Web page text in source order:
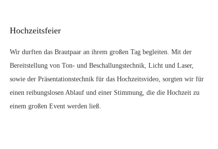
Hochzeitsfeier
Wir durften das Brautpaar an ihrem großen Tag begleiten. Mit der
Bereitstellung von Ton- und Beschallungstechnik, Licht und Laser,
sowie der Präsentationstechnik für das Hochzeitsvideo, sorgten wir für
einen reibungslosen Ablauf und einer Stimmung, die die Hochzeit zu
einem großen Event werden ließ.